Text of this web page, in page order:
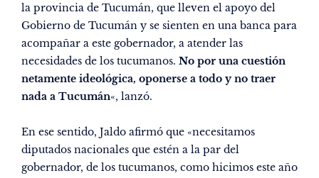
la provincia de Tucumán, que lleven el apoyo del
Gobierno de Tucumán y se sienten en una banca para
acompañar a este gobernador, a atender las
necesidades de los tucumanos. No por una cuestión
netamente ideológica, oponerse a todo y no traer
nada a Tucumán«, lanzó.
En ese sentido, Jaldo afirmó que «necesitamos
diputados nacionales que estén a la par del
gobernador, de los tucumanos, como hicimos este año